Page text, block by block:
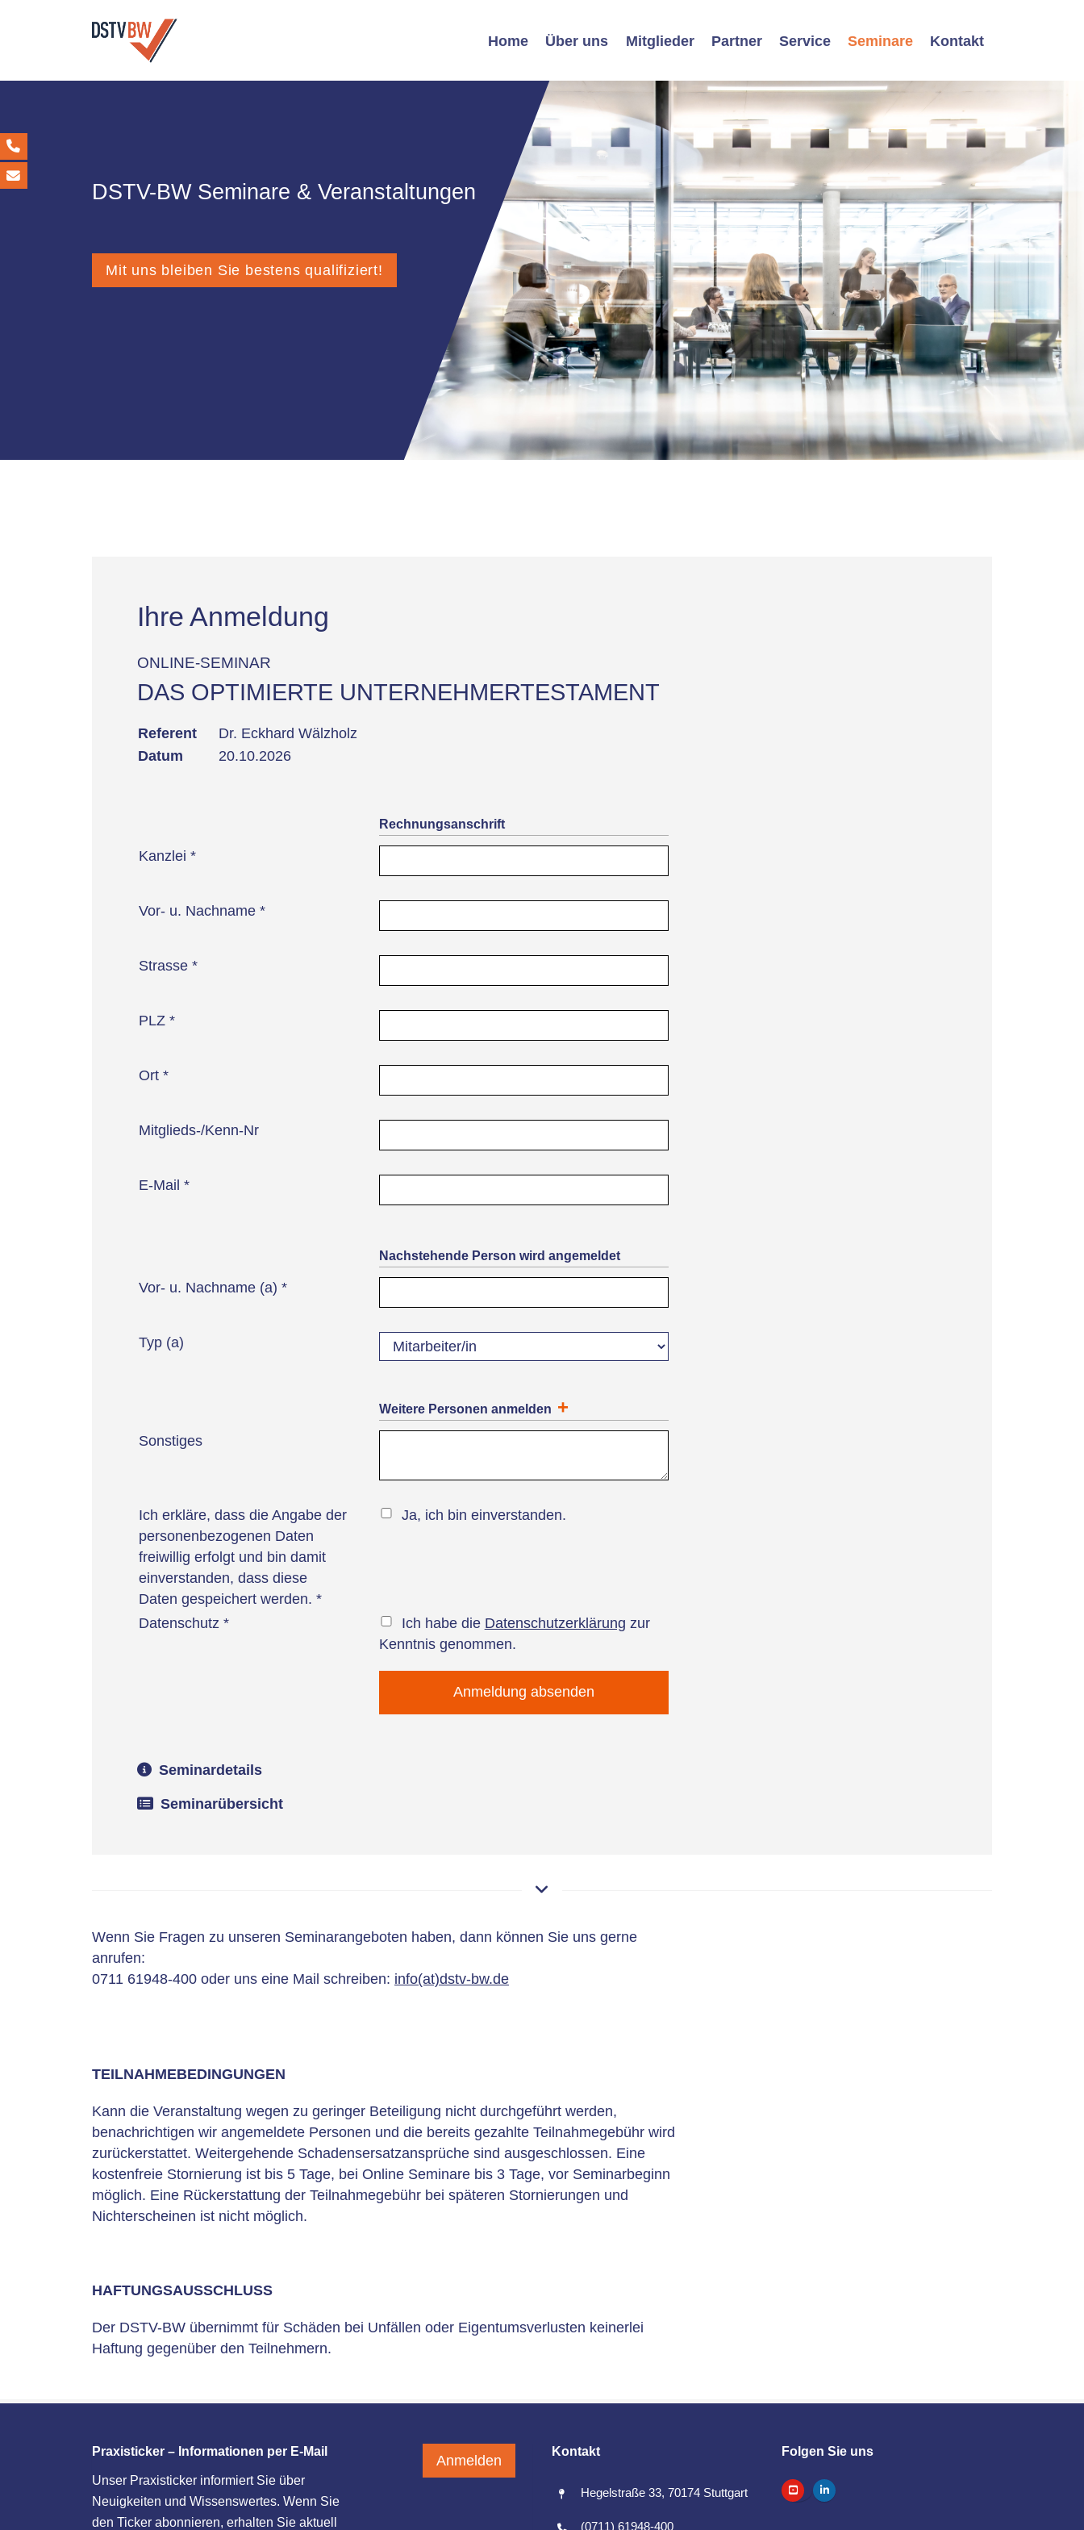
Home Über uns Mitglieder Partner Service Seminare Kontakt
DSTV-BW Seminare & Veranstaltungen
Mit uns bleiben Sie bestens qualifiziert!
Ihre Anmeldung
ONLINE-SEMINAR
DAS OPTIMIERTE UNTERNEHMERTESTAMENT
Referent
Dr. Eckhard Wälzholz
Datum
20.10.2026
Rechnungsanschrift
Kanzlei *
Vor- u. Nachname *
Strasse *
PLZ *
Ort *
Mitglieds-/Kenn-Nr
E-Mail *
Nachstehende Person wird angemeldet
Vor- u. Nachname (a) *
Typ (a)
Weitere Personen anmelden
Sonstiges
Ich erkläre, dass die Angabe der
personenbezogenen Daten
freiwillig erfolgt und bin damit
einverstanden, dass diese
Daten gespeichert werden. *
Ja, ich bin einverstanden.
Datenschutz * Ich habe die Datenschutzerklärung zur
Kenntnis genommen.
Seminardetails
Seminarübersicht
Wenn Sie Fragen zu unseren Seminarangeboten haben, dann können Sie uns gerne
anrufen:
0711 61948-400 oder uns eine Mail schreiben: info(at)dstv-bw.de
TEILNAHMEBEDINGUNGEN
Kann die Veranstaltung wegen zu geringer Beteiligung nicht durchgeführt werden,
benachrichtigen wir angemeldete Personen und die bereits gezahlte Teilnahmegebühr wird
zurückerstattet. Weitergehende Schadensersatzansprüche sind ausgeschlossen. Eine
kostenfreie Stornierung ist bis 5 Tage, bei Online Seminare bis 3 Tage, vor Seminarbeginn
möglich. Eine Rückerstattung der Teilnahmegebühr bei späteren Stornierungen und
Nichterscheinen ist nicht möglich.
HAFTUNGSAUSSCHLUSS
Der DSTV-BW übernimmt für Schäden bei Unfällen oder Eigentumsverlusten keinerlei
Haftung gegenüber den Teilnehmern.
Praxisticker – Informationen per E-Mail
Unser Praxisticker informiert Sie über
Neuigkeiten und Wissenswertes. Wenn Sie
den Ticker abonnieren, erhalten Sie aktuell
Anmelden
Kontakt
Hegelstraße 33, 70174 Stuttgart
(0711) 61948-400
Folgen Sie uns